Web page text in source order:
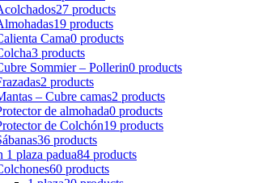
27 products
19 products
Cama0 products
3 products
Sommier – Pollerin0 products
2 products
– Cubre camas2 products
de almohada0 products
de Colchón19 products
36 products
1 plaza padua84 products
60 products